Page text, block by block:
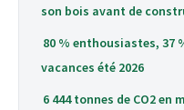
son bois avant de
80 % enthousiastes, 37
vacances été 2026
6 444 tonnes de CO2 en